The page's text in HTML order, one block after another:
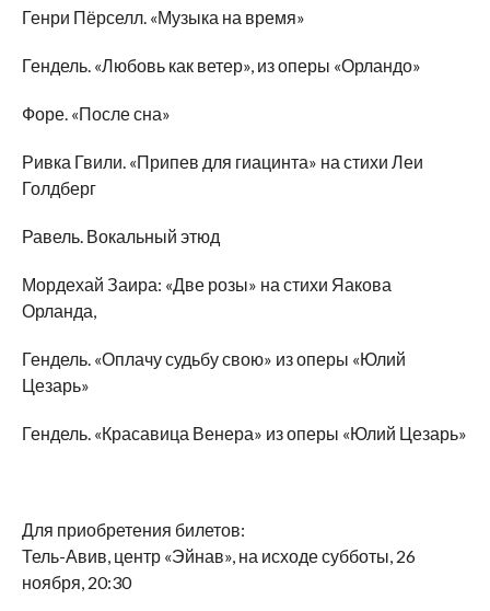
Генри Пёрселл. «Музыка на время»
Гендель. «Любовь как ветер», из оперы «Орландо»
Форе. «После сна»
Ривка Гвили. «Припев для гиацинта» на стихи Леи
Голдберг
Равель. Вокальный этюд
Мордехай Заира: «Две розы» на стихи Яакова
Орланда,
Гендель. «Оплачу судьбу свою» из оперы «Юлий
Цезарь»
Гендель. «Красавица Венера» из оперы «Юлий Цезарь»
Для приобретения билетов:
Тель-Авив, центр «Эйнав», на исходе субботы, 26
ноября, 20:30